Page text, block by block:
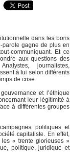
dans les bons
parole gagne de plus en
communiquant. Et ce
aux questions des
journalistes,
à lui selon différents
de crise.
et l’éthique
leur légitimité à
à différentes groupes
politiques et
capitaliste. En effet,
les « trente glorieuses »
politique, juridique et